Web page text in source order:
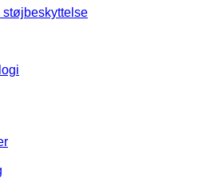
støjbeskyttelse